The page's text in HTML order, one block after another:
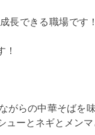
長できる職場で
！
がらの中華そばを
ューとネギとメン